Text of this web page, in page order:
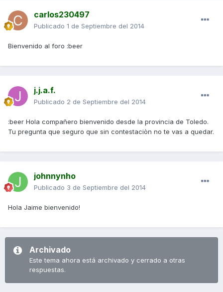
carlos230497
Publicado 1 de Septiembre del 2014
Bienvenido al foro :beer
j.j.a.f.
Publicado 2 de Septiembre del 2014
:beer Hola compañero bienvenido desde la provincia de Toledo.
Tu pregunta que seguro que sin contestaciòn no te vas a quedar.
johnnynho
Publicado 3 de Septiembre del 2014
Hola Jaime bienvenido!
Archivado
Este tema ahora está archivado y cerrado a otras
respuestas.